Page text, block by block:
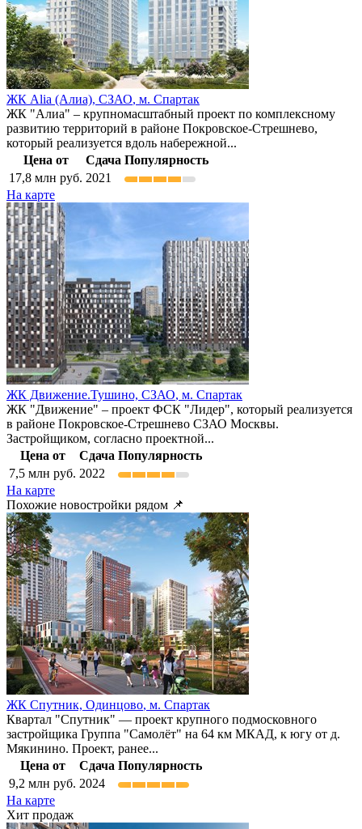
ЖК Alia (Алиа), СЗАО, м. Спартак
ЖК "Алиа" – крупномасштабный проект по комплексному
развитию территорий в районе Покровское-Стрешнево,
который реализуется вдоль набережной...
Цена от
Сдача Популярность
17,8 млн руб. 2021
На карте
ЖК Движение.Тушино, СЗАО, м. Спартак
ЖК "Движение" – проект ФСК "Лидер", который реализуется
в районе Покровское-Стрешнево СЗАО Москвы.
Застройщиком, согласно проектной...
Цена от
Сдача Популярность
7,5 млн руб. 2022
На карте
Похожие новостройки рядом 📌
ЖК Спутник, Одинцово, м. Спартак
Квартал "Спутник" — проект крупного подмосковного
застройщика Группа "Самолёт" на 64 км МКАД, к югу от д.
Мякинино. Проект, ранее...
Цена от
Сдача Популярность
9,2 млн руб. 2024
На карте
Хит продаж